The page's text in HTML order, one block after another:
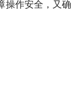
操作安全，又确